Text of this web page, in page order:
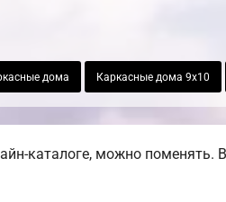
дома Каркасные дома 9х10
каталоге, можно поменять.